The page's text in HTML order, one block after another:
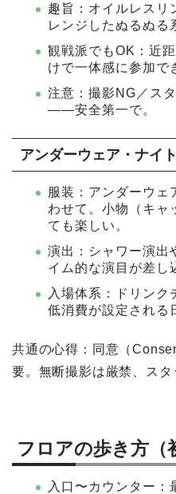
趣旨：オイルレスリ
レンジしたぬるぬる
観戦派でもOK：近
けで一体感に参加で
注意：撮影NG／ス
——安全第一で。
アンダーウェア・ナイ
服装：アンダーウェ
わせて。小物（キャ
ても楽しい。
演出：シャワー演出
イム的な演目が差し
入場体系：ドリンク
低消費が設定される
共通の心得：同意（
要。無断撮影は厳禁、スタ
フロアの歩き方（
入口〜カウンター：